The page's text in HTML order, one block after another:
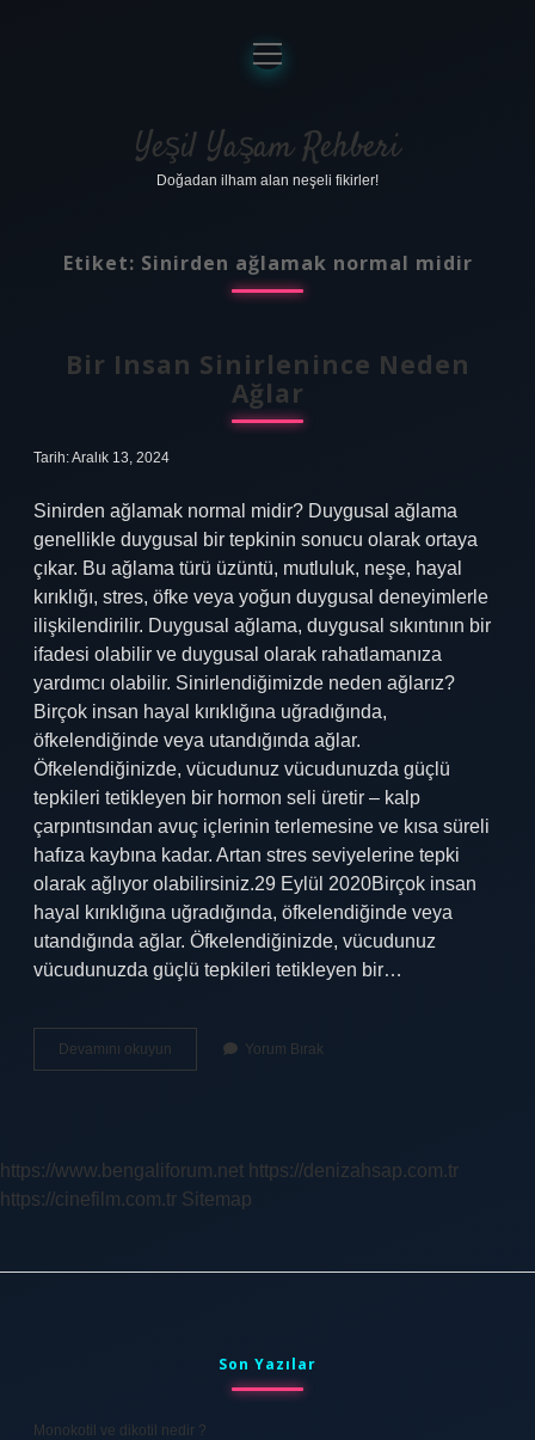
Anasayfa
Gizlilik Politikası
Yasal Uyarı
menüyü
aç
Yeşil Yaşam Rehberi
Doğadan ilham alan neşeli fikirler!
Etiket: Sinirden ağlamak normal midir
Bir Insan Sinirlenince Neden
Ağlar
Tarih: Aralık 13, 2024
Sinirden ağlamak normal midir? Duygusal ağlama
genellikle duygusal bir tepkinin sonucu olarak ortaya
çıkar. Bu ağlama türü üzüntü, mutluluk, neşe, hayal
kırıklığı, stres, öfke veya yoğun duygusal deneyimlerle
ilişkilendirilir. Duygusal ağlama, duygusal sıkıntının bir
ifadesi olabilir ve duygusal olarak rahatlamanıza
yardımcı olabilir. Sinirlendiğimizde neden ağlarız?
Birçok insan hayal kırıklığına uğradığında,
öfkelendiğinde veya utandığında ağlar.
Öfkelendiğinizde, vücudunuz vücudunuzda güçlü
tepkileri tetikleyen bir hormon seli üretir – kalp
çarpıntısından avuç içlerinin terlemesine ve kısa süreli
hafıza kaybına kadar. Artan stres seviyelerine tepki
olarak ağlıyor olabilirsiniz.29 Eylül 2020Birçok insan
hayal kırıklığına uğradığında, öfkelendiğinde veya
utandığında ağlar. Öfkelendiğinizde, vücudunuz
vücudunuzda güçlü tepkileri tetikleyen bir…
Devamını okuyun
Insan
Yorum Bırak
https://www.bengaliforum.net https://denizahsap.com.tr
https://cinefilm.com.tr Sitemap
Son Yazılar
Monokotil ve dikotil nedir ?